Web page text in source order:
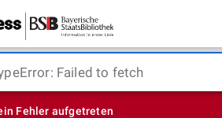
Failed to fetch
Fehler aufgetreten